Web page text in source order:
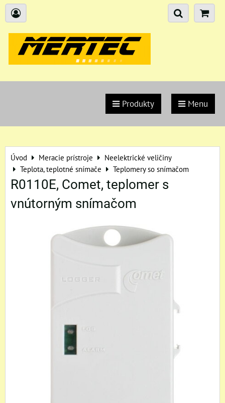
Produkty Menu
Úvod Meracie prístroje
Neelektrické veličiny
Teplota, teplotné snímače
Teplomery so snímačom
R0110E, Comet, teplomer s
vnútorným snímačom